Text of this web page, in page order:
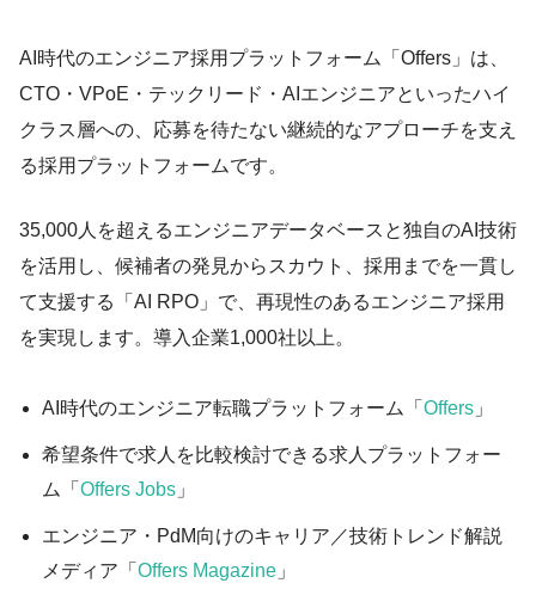
AI時代のエンジニア採用プラットフォーム「Offers」は、
CTO・VPoE・テックリード・AIエンジニアといったハイ
クラス層への、応募を待たない継続的なアプローチを支え
る採用プラットフォームです。
35,000人を超えるエンジニアデータベースと独自のAI技術
を活用し、候補者の発見からスカウト、採用までを一貫し
て支援する「AI RPO」で、再現性のあるエンジニア採用
を実現します。導入企業1,000社以上。
AI時代のエンジニア転職プラットフォーム「Offers 」
希望条件で求人を比較検討できる求人プラットフォー
ム「Offers Jobs 」
エンジニア・PdM向けのキャリア／技術トレンド解説
メディア「Offers Magazine 」